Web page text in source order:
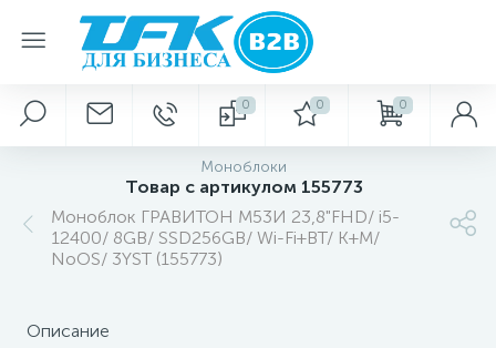
0 0 0
Моноблоки
Товар с артикулом 155773
Моноблок ГРАВИТОН М53И 23,8"FHD/ i5-
12400/ 8GB/ SSD256GB/ Wi-Fi+BT/ K+M/
NoOS/ 3YST (155773)
Описание